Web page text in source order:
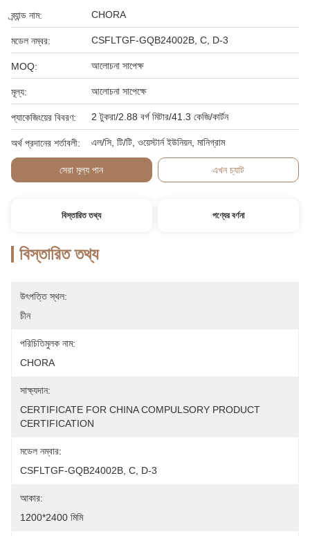
ব্র্যান্ড নাম: CHORA
মডেল নম্বর: CSFLTGF-GQB24002B, C, D-3
MOQ: আলোচনা সাপেক্ষ
মূল্য: আলোচনা সাপেক্ষে
প্যাকেজিংয়ের বিবরণ: 2 টুকরা/2.88 বর্গ মিটার/41.3 কেজি/কার্টন
অর্থ প্রদানের শর্তাবলী: এল/সি, টি/টি, ওয়েস্টার্ন ইউনিয়ন, মানিগ্রাম
সেরা মূল্য পান এখন চ্যাট
বিস্তারিত তথ্য পণ্যের বর্ণনা
বিস্তারিত তথ্য
উৎপত্তি স্থল:
চীন
পরিচিতিমুলক নাম:
CHORA
সাক্ষ্যদান:
CERTIFICATE FOR CHINA COMPULSORY PRODUCT
CERTIFICATION
মডেল নম্বার:
CSFLTGF-GQB24002B, C, D-3
আকার:
1200*2400 মিমি